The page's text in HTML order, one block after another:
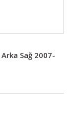
Sağ 2007-